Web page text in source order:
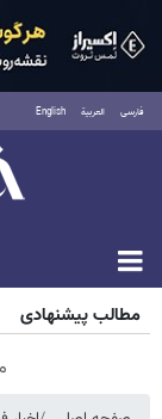
فارسی العربية English
مطالب پیشنهادی